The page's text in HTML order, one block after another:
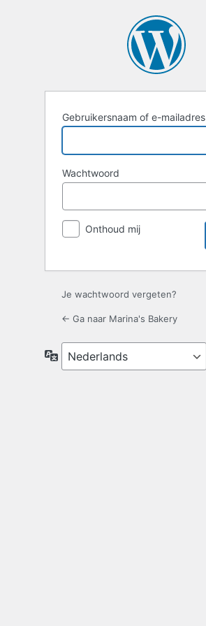
Gebruikersnaam of e-mailadres
Wachtwoord
Onthoud mij
Je wachtwoord vergeten?
← Ga naar Marina's Bakery
Taal